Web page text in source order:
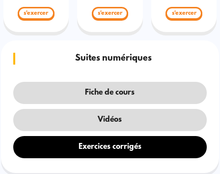
s'exercer s'exercer s'exercer
Suites numériques
Fiche de cours
Vidéos
Exercices corrigés